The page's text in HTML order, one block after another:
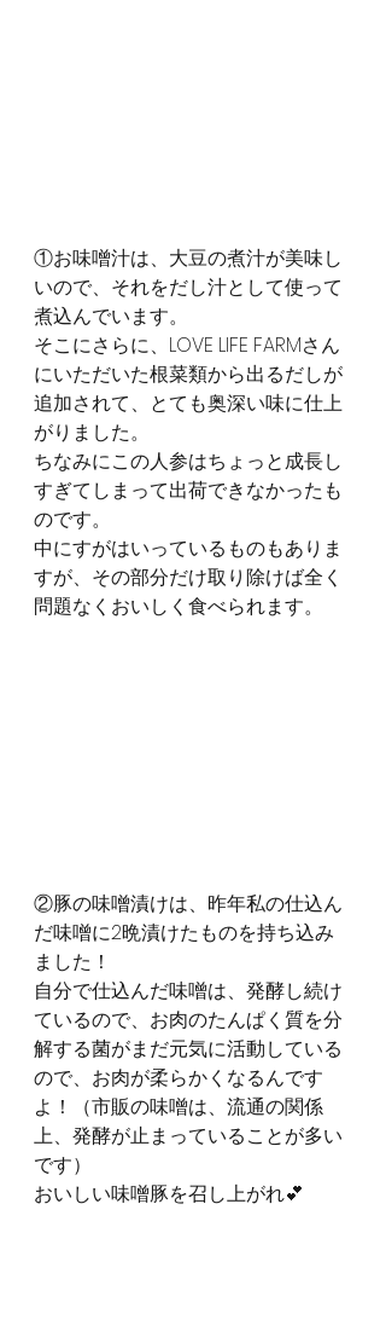
①お味噌汁は、大豆の煮汁が美味し
いので、それをだし汁として使って
煮込んでいます。
そこにさらに、LOVE LIFE FARMさん
にいただいた根菜類から出るだしが
追加されて、とても奥深い味に仕上
がりました。
ちなみにこの人参はちょっと成長し
すぎてしまって出荷できなかったも
のです。
中にすがはいっているものもありま
すが、その部分だけ取り除けば全く
問題なくおいしく食べられます。
②豚の味噌漬けは、昨年私の仕込ん
だ味噌に2晩漬けたものを持ち込み
ました！
自分で仕込んだ味噌は、発酵し続け
ているので、お肉のたんぱく質を分
解する菌がまだ元気に活動している
ので、お肉が柔らかくなるんです
よ！（市販の味噌は、流通の関係
上、発酵が止まっていることが多い
です）
おいしい味噌豚を召し上がれ💕